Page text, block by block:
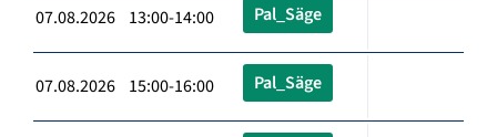
07.08.2026 13:00-14:00 Pal_Säge
07.08.2026 15:00-16:00 Pal_Säge